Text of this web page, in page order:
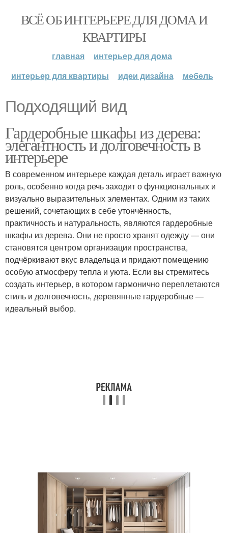
ВСЁ ОБ ИНТЕРЬЕРЕ ДЛЯ ДОМА И
КВАРТИРЫ
главная
интерьер для дома
интерьер для квартиры
идеи дизайна мебель
Подходящий вид
Гардеробные шкафы из дерева:
элегантность и долговечность в
интерьере
В современном интерьере каждая деталь играет важную
роль, особенно когда речь заходит о функциональных и
визуально выразительных элементах. Одним из таких
решений, сочетающих в себе утончённость,
практичность и натуральность, являются гардеробные
шкафы из дерева. Они не просто хранят одежду — они
становятся центром организации пространства,
подчёркивают вкус владельца и придают помещению
особую атмосферу тепла и уюта. Если вы стремитесь
создать интерьер, в котором гармонично переплетаются
стиль и долговечность, деревянные гардеробные —
идеальный выбор.